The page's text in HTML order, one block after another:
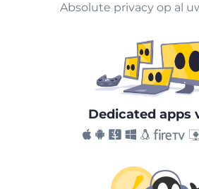
Absolute privacy op al
Dedicated apps